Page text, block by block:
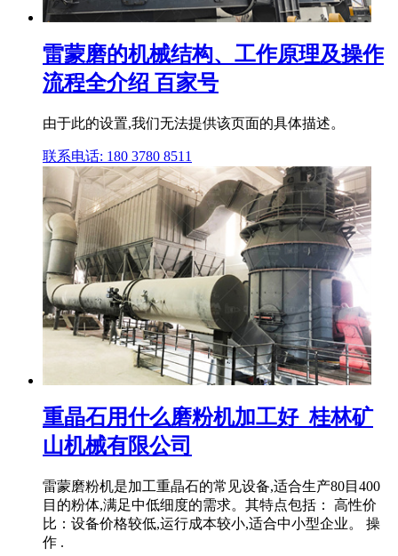
雷蒙磨的机械结构、工作原理及操作
流程全介绍 百家号
由于此的设置,我们无法提供该页面的具体描述。
联系电话: 180 3780 8511
重晶石用什么磨粉机加工好_桂林矿
山机械有限公司
雷蒙磨粉机是加工重晶石的常见设备,适合生产80目400
目的粉体,满足中低细度的需求。其特点包括： 高性价
比：设备价格较低,运行成本较小,适合中小型企业。 操
作 .